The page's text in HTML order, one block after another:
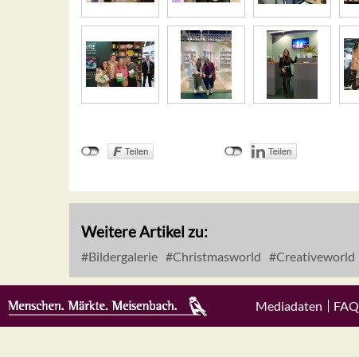
Weitere Artikel zu:
Bildergalerie Christmasworld Creativeworld
Mediadaten FAQ